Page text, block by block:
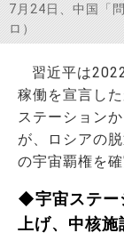
7月24日、中国「
ロ）
習近平は
稼働を宣言し
ステーション
が、ロシアの
の宇宙覇権を
◆宇宙ステー
上げ、中核